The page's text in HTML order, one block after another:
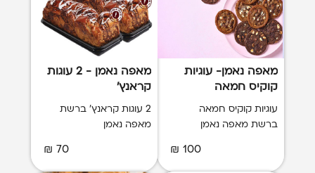
מאפה נאמן- עוגיות
קוקיס חמאה
עוגיות קוקיס חמאה
ברשת מאפה נאמן
100 ₪
מאפה נאמן - 2 עוגות
קראנץ'
2 עוגות קראנץ' ברשת
מאפה נאמן
70 ₪